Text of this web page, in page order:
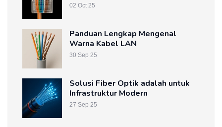
02 Oct 25
Panduan Lengkap Mengenal
Warna Kabel LAN
30 Sep 25
Solusi Fiber Optik adalah untuk
Infrastruktur Modern
27 Sep 25